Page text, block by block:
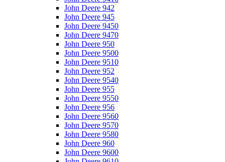
John Deere 942
John Deere 945
John Deere 9450
John Deere 9470
John Deere 950
John Deere 9500
John Deere 9510
John Deere 952
John Deere 9540
John Deere 955
John Deere 9550
John Deere 956
John Deere 9560
John Deere 9570
John Deere 9580
John Deere 960
John Deere 9600